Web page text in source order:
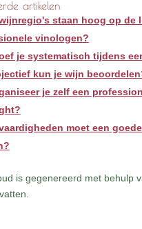
artikelen
staan hoog op de
vinologen?
je systematisch tijdens
kun je wijn
je zelf een
moet een
is gegenereerd met behulp